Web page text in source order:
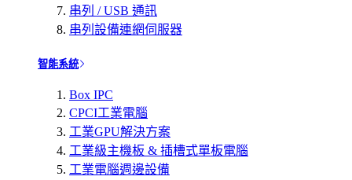
串列 / USB 通訊
串列設備連網伺服器
智能系統
Box IPC
CPCI工業電腦
工業GPU解決方案
工業級主機板 & 插槽式單板電腦
工業電腦週邊設備